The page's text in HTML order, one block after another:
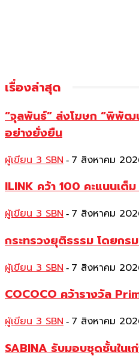
เรื่องล่าสุด
“จุลพันธ์” ส่งโฆษก “พิพัฒน์
อย่างยั่งยืน
ผู้เขียน 3 SBN - 7 สิงหาคม
ILINK คว้า 100 คะแนนเ
ผู้เขียน 3 SBN - 7 สิงหาคม
กระทรวงยุติธรรม โดยกร
ผู้เขียน 3 SBN - 7 สิงหาคม
COCOCO คว้ารางวัล
ผู้เขียน 3 SBN - 7 สิงหาคม
SABINA รับมอบชุดชั้นในเ